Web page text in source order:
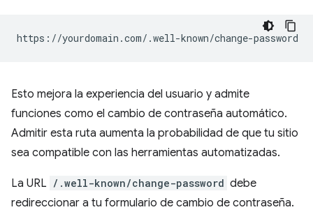
Esto mejora la experiencia del usuario y admite
funciones como el cambio de contraseña automático.
Admitir esta ruta aumenta la probabilidad de que tu sitio
sea compatible con las herramientas automatizadas.
La URL /.well-known/change-password debe
redireccionar a tu formulario de cambio de contraseña.